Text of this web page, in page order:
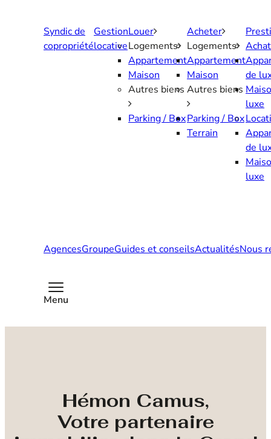
Syndic de
copropriété
Gestion
locative
Louer
Logements
Appartement
Maison
Autres biens
Parking / Box
Acheter
Logements
Appartement
Maison
Autres biens
Parking / Box
Terrain
Achat
de
luxe
de
luxe
AgencesGroupeGuides et conseilsActualitésNous
Menu
Hémon Camus,
Votre partenaire